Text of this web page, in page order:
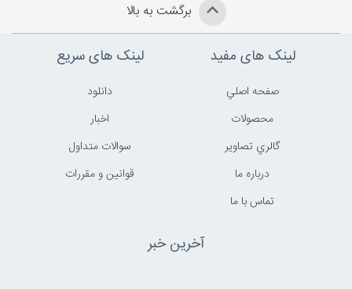
برگشت به بالا
لینک های مفید
صفحه اصلي
محصولات
گالري تصاوير
درباره ما
تماس با ما
لینک های سریع
دانلود
اخبار
سوالات متداول
قوانين و مقررات
آخرین خبر